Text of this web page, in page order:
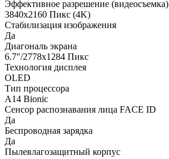
Эффективное разрешение (видеосъемка)
3840x2160 Пикс (4K)
Стабилизация изображения
Да
Диагональ экрана
6.7"/2778x1284 Пикс
Технология дисплея
OLED
Тип процессора
A14 Bionic
Сенсор распознавания лица FACE ID
Да
Беспроводная зарядка
Да
Пылевлагозащитный корпус